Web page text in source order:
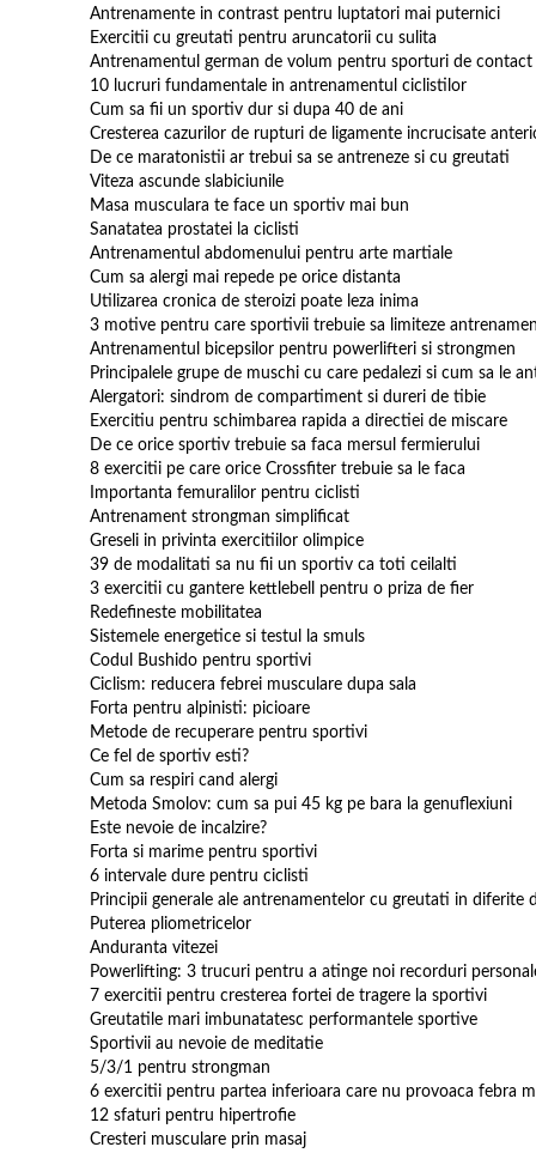
Antrenamente in contrast pentru luptatori mai puternici
Exercitii cu greutati pentru aruncatorii cu sulita
Antrenamentul german de volum pentru sporturi de
10 lucruri fundamentale in antrenamentul ciclistilor
Cum sa fii un sportiv dur si dupa 40 de ani
Cresterea cazurilor de rupturi de ligamente incrucisate
De ce maratonistii ar trebui sa se antreneze si cu greutati
Viteza ascunde slabiciunile
Masa musculara te face un sportiv mai bun
Sanatatea prostatei la ciclisti
Antrenamentul abdomenului pentru arte martiale
Cum sa alergi mai repede pe orice distanta
Utilizarea cronica de steroizi poate leza inima
3 motive pentru care sportivii trebuie sa limiteze
Antrenamentul bicepsilor pentru powerlifteri si strongmen
Principalele grupe de muschi cu care pedalezi si cum sa le
Alergatori: sindrom de compartiment si dureri de tibie
Exercitiu pentru schimbarea rapida a directiei de miscare
De ce orice sportiv trebuie sa faca mersul fermierului
8 exercitii pe care orice Crossfiter trebuie sa le faca
Importanta femuralilor pentru ciclisti
Antrenament strongman simplificat
Greseli in privinta exercitiilor olimpice
39 de modalitati sa nu fii un sportiv ca toti ceilalti
3 exercitii cu gantere kettlebell pentru o priza de fier
Redefineste mobilitatea
Sistemele energetice si testul la smuls
Codul Bushido pentru sportivi
Ciclism: reducera febrei musculare dupa sala
Forta pentru alpinisti: picioare
Metode de recuperare pentru sportivi
Ce fel de sportiv esti?
Cum sa respiri cand alergi
Metoda Smolov: cum sa pui 45 kg pe bara la genuflexiuni
Este nevoie de incalzire?
Forta si marime pentru sportivi
6 intervale dure pentru ciclisti
Principii generale ale antrenamentelor cu greutati in diferite
Puterea pliometricelor
Anduranta vitezei
Powerlifting: 3 trucuri pentru a atinge noi recorduri
7 exercitii pentru cresterea fortei de tragere la sportivi
Greutatile mari imbunatatesc performantele sportive
Sportivii au nevoie de meditatie
5/3/1 pentru strongman
6 exercitii pentru partea inferioara care nu provoaca febra
12 sfaturi pentru hipertrofie
Cresteri musculare prin masaj